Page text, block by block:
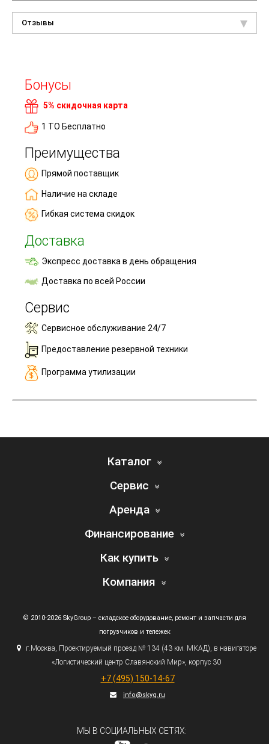
Отзывы
Бонусы
5% скидочная карта
1 ТО Бесплатно
Преимущества
Прямой поставщик
Наличие на складе
Гибкая система скидок
Доставка
Экспресс доставка в день обращения
Доставка по всей России
Сервис
Сервисное обслуживание 24/7
Предоставление резервной техники
Программа утилизации
Каталог
Сервис
Аренда
Финансирование
Как купить
Компания
© 2010-2026 SkyGroup – складское оборудование, ремонт и запчасти для
погрузчиков и тележек
г.Москва, Проектируемый проезд № 134 (43км. МКАД), в навигаторе
«Логистический центр Славянский Мир», корпус 30
+7 (495) 150-14-67
info@skyg.ru
МЫ В СОЦИАЛЬНЫХ СЕТЯХ: